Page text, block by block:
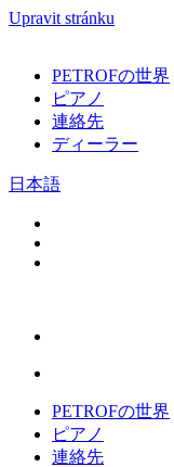
Upravit stránku
PETROFの世界
ピアノ
連絡先
ディーラー
日本語
PETROFの世界
ピアノ
連絡先